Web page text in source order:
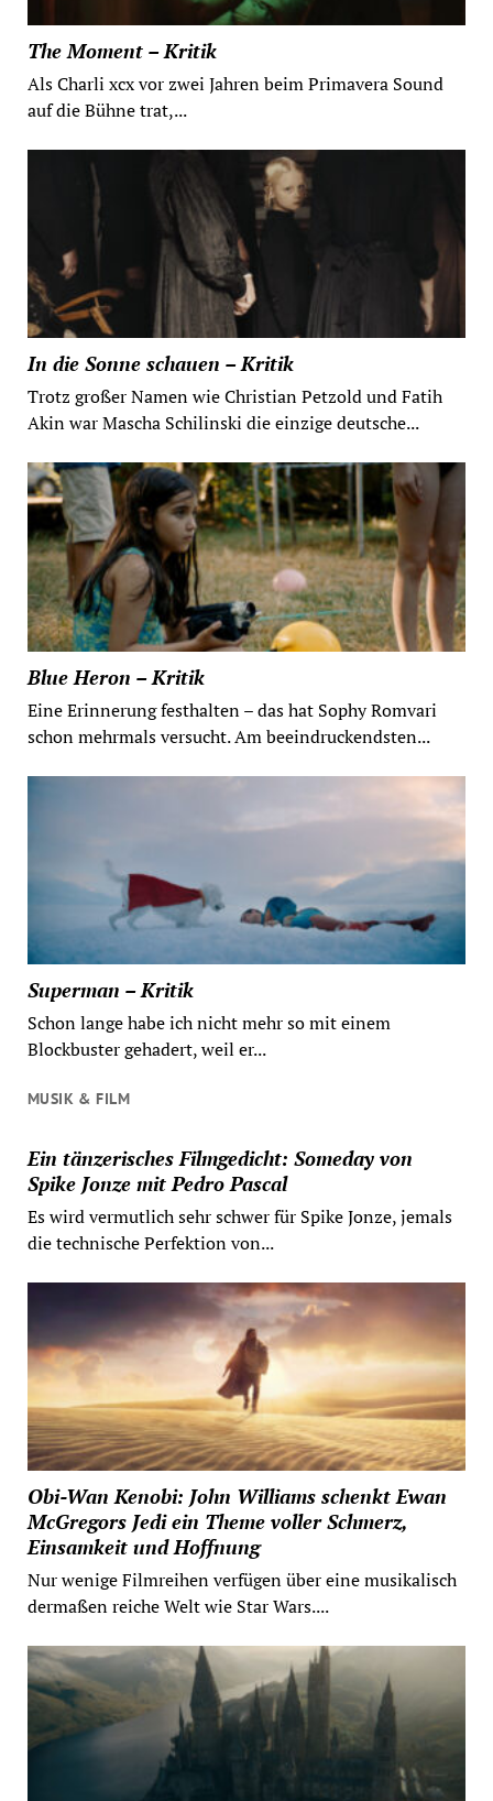
The Moment – Kritik
Als Charli xcx vor zwei Jahren beim Primavera Sound
auf die Bühne trat,...
In die Sonne schauen – Kritik
Trotz großer Namen wie Christian Petzold und Fatih
Akin war Mascha Schilinski die einzige deutsche...
Blue Heron – Kritik
Eine Erinnerung festhalten – das hat Sophy Romvari
schon mehrmals versucht. Am beeindruckendsten...
Superman – Kritik
Schon lange habe ich nicht mehr so mit einem
Blockbuster gehadert, weil er...
MUSIK & FILM
Ein tänzerisches Filmgedicht: Someday von
Spike Jonze mit Pedro Pascal
Es wird vermutlich sehr schwer für Spike Jonze, jemals
die technische Perfektion von...
Obi-Wan Kenobi: John Williams schenkt Ewan
McGregors Jedi ein Theme voller Schmerz,
Einsamkeit und Hoffnung
Nur wenige Filmreihen verfügen über eine musikalisch
dermaßen reiche Welt wie Star Wars....